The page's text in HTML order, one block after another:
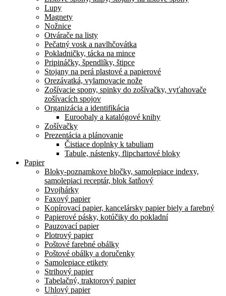
Lupy
Magnety
Nožnice
Otvárače na listy
Pečatný vosk a navlhčovátka
Pokladničky, tácka na mince
Pripináčky, špendlíky, štipce
Stojany na perá plastové a papierové
Orezávatká, vylamovacie nože
Zošívacie spony, spinky do zošívačky, vyťahovače
zošívacích spojov
Organizácia a identifikácia
Euroobaly a katalógové knihy
Zošívačky
Prezentácia a plánovanie
Čistiace doplnky k tabuliam
Tabule, nástenky, flipchartové bloky
Papier
Bloky-poznamkove bločky, samolepiace indexy,
samolepiaci receptár, blok šatňový
Dvojhárky
Faxový papier
Kopírovací papier, kancelársky papier biely a farebný
Papierové pásky, kotúčiky do pokladní
Pauzovací papier
Plotrový papier
Poštové farebné obálky
Poštové obálky a doručenky
Samolepiace etikety
Strihový papier
Tabelačný, traktorový papier
Uhlový papier